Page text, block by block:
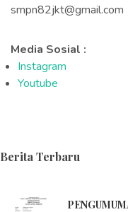
smpn82jkt@gmail.com
Media Sosial :
Instagram
Youtube
Berita Terbaru